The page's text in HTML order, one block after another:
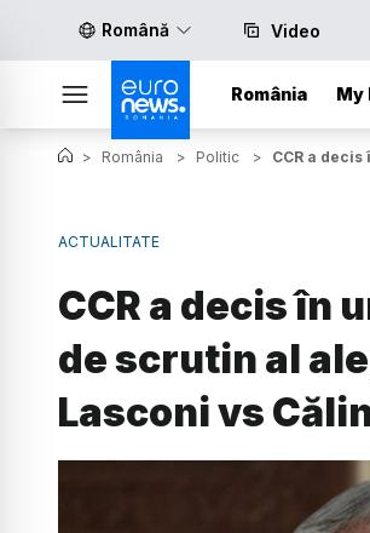
Română Video
România My
> România > Politic > CCR a
ACTUALITATE
CCR a decis în
de scrutin al
Lasconi vs